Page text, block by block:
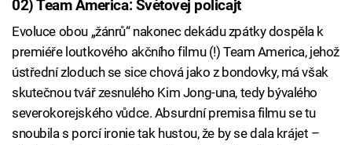
02) Team America: Světovej policajt
Evoluce obou „žánrů“ nakonec dekádu zpátky dospěla k
premiéře loutkového akčního filmu (!) Team America, jehož
ústřední zloduch se sice chová jako z bondovky, má však
skutečnou tvář zesnulého Kim Jong-una, tedy bývalého
severokorejského vůdce. Absurdní premisa filmu se tu
snoubila s porcí ironie tak hustou, že by se dala krájet –